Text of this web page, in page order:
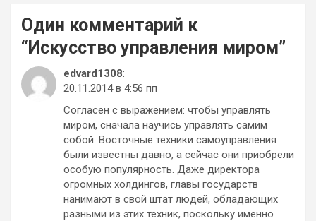
Один комментарий к
“Искусство управления миром”
edvard1308:
20.11.2014 в 4:56 пп
Согласен с выражением: чтобы управлять
миром, сначала научись управлять самим
собой. Восточные техники самоуправления
были известны давно, а сейчас они приобрели
особую популярность. Даже директора
огромных холдингов, главы государств
нанимают в свой штат людей, обладающих
разными из этих техник, поскольку именно